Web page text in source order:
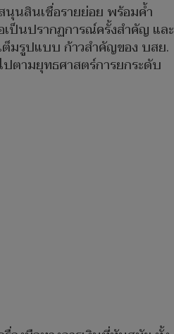
นุนสินเชื่อรายย่อย พร้อมค้ำ
ป็นปรากฏการณ์ครั้งสำคัญ และ
ต็มรูปแบบ ก้าวสำคัญของ บสย.
ตามยุทธศาสตร์การยกระดับ